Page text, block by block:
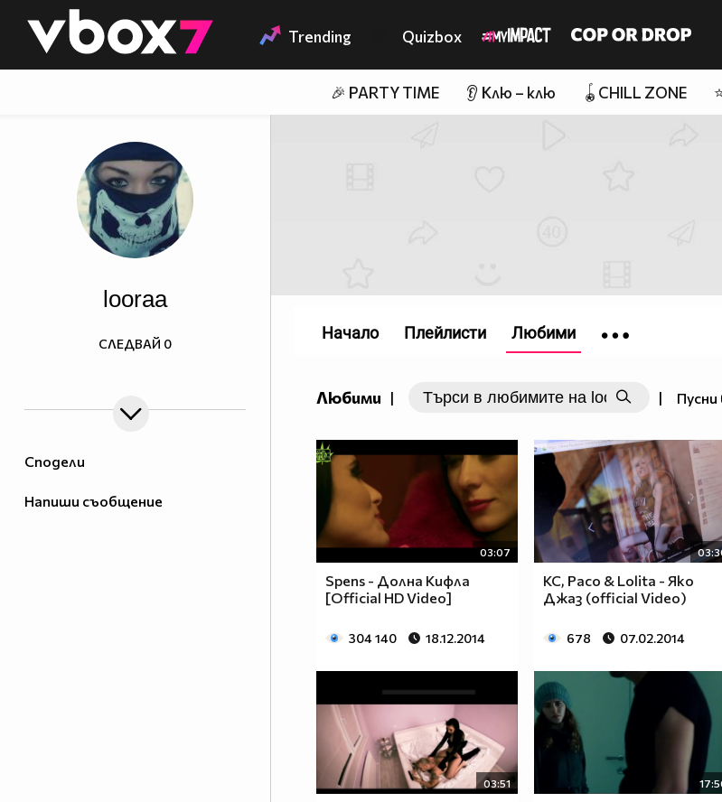
👾 Trending Quizbox
🎉 PARTY TIME 👂 Клю – клю 🪀CHILL ZONE
Сподели
Напиши съобщение
looraa
СЛЕДВАЙ 0
Любими | | Пусни
03:07
Spens - Долна Кифла
[Official HD Video]
304 140 18.12.2014
KC, Paco & Lolita - Яко
Джаз (official Video)
678 07.02.2014
03:51
Начало Плейлисти Любими